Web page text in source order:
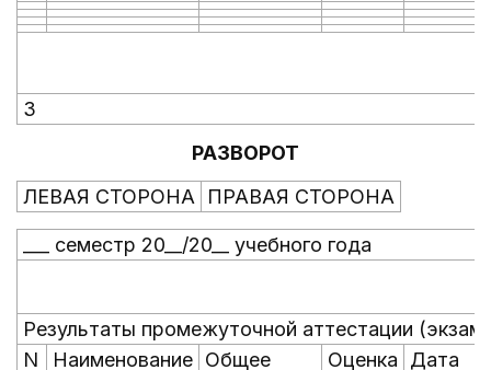
3
РАЗВОРОТ
ЛЕВАЯ СТОРОНА
ПРАВАЯ СТОРОНА
___ семестр 20__/20__ учебного года
Результаты промежуточной аттестации
N
Наименование Общее Оценка Дата